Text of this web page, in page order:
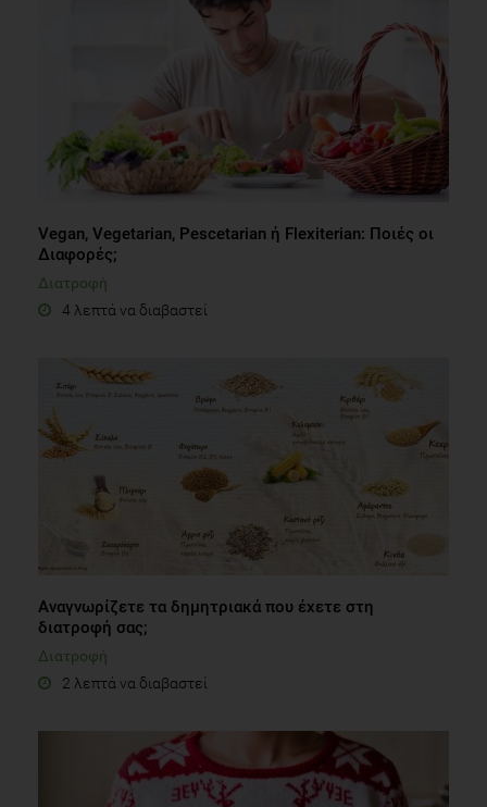
Vegan, Vegetarian, Pescetarian ή Flexiterian: Ποιές οι
Διαφορές;
Διατροφή
4 λεπτά να διαβαστεί
Αναγνωρίζετε τα δημητριακά που έχετε στη
διατροφή σας;
Διατροφή
2 λεπτά να διαβαστεί